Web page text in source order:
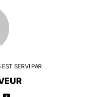
SERVI PAR